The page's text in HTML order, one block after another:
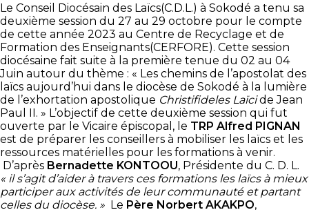
Le Conseil Diocésain des Laïcs(C.D.L.) à Sokodé a tenu sa
deuxième session du 27 au 29 octobre pour le compte
de cette année 2023 au Centre de Recyclage et de
Formation des Enseignants(CERFORE). Cette session
diocésaine fait suite à la première tenue du 02 au 04
Juin autour du thème : « Les chemins de l’apostolat des
laïcs aujourd’hui dans le diocèse de Sokodé à la lumière
de l’exhortation apostolique Christifideles Laïcide Jean
Paul II. » L’objectif de cette deuxième session qui fut
ouverte par le Vicaire épiscopal, le TRP Alfred PIGNAN
est de préparer les conseillers à mobiliser les laïcs et les
ressources matérielles pour les formations à venir.
D’après Bernadette KONTOOU, Présidente du C. D. L.
« il s’agit d’aider à travers ces formations les laïcs à mieux
participer aux activités de leur communauté et partant
celles du diocèse. » Le Père Norbert AKAKPO,